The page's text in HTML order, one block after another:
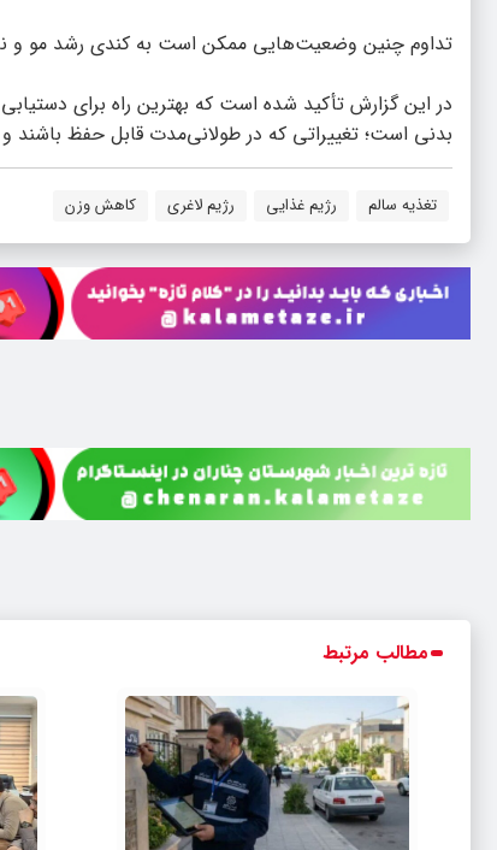
تداوم چنین وضعیت‌هایی ممکن است به کندی رشد مو
در این گزارش تأکید شده است که بهترین راه برای
بدنی است؛ تغییراتی که در طولانی‌مدت قابل حفظ
تغذیه سالم رژیم غذایی رژیم لاغری کاهش وزن
مطالب مرتبط